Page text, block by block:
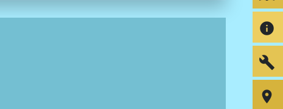
info
build
room